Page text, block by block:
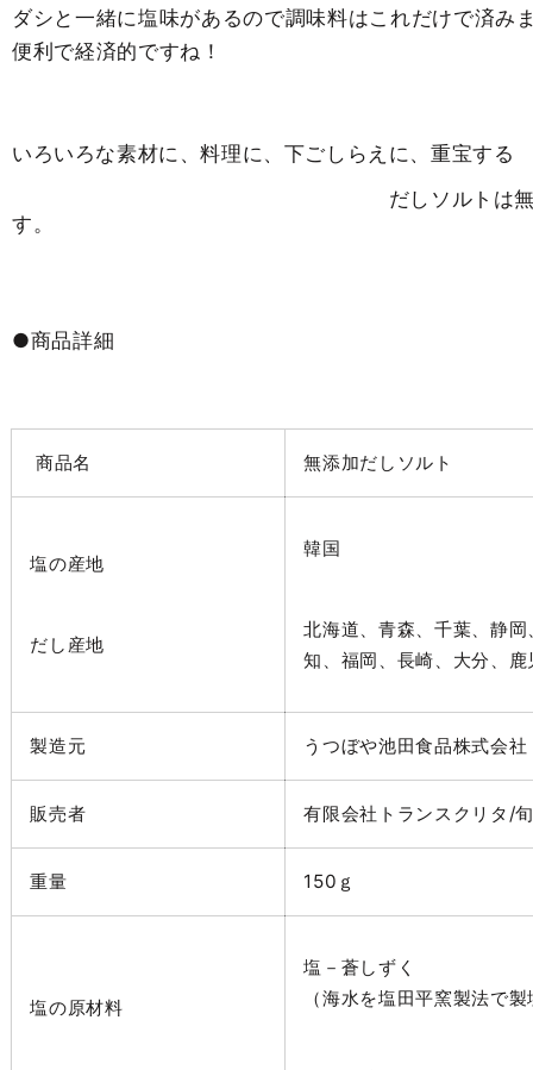
ダシと一緒に塩味があるので調味料はこれだけで済み
便利で経済的ですね！
いろいろな素材に、料理に、下ごしらえに、重宝する
だしソルトは無添加
す。
●商品詳細
商品名 無添加だしソルト
塩の産地
だし産地
韓国
北海道、青森、千葉、静
知、福岡、長崎、大分、鹿
製造元 うつぼや池田食品株式会社
販売者 有限会社トランスクリタ/
重量 150ｇ
塩の原材料
塩－蒼しずく
（海水を塩田平窯製法で